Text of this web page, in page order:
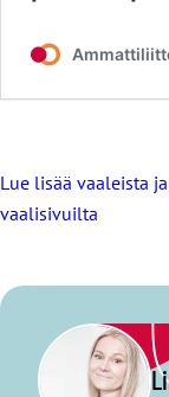
Lue lisää vaaleista
vaalisivuilta